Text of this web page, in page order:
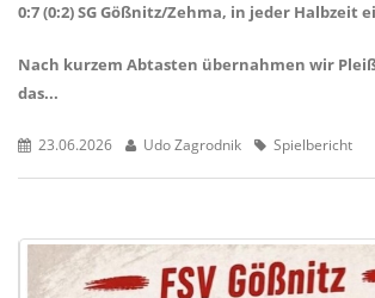
0:7 (0:2) SG Gößnitz/Zehma, in jeder Halbzeit
Nach kurzem Abtasten übernahmen wir
das...
23.06.2026 Udo Zagrodnik Spielbericht